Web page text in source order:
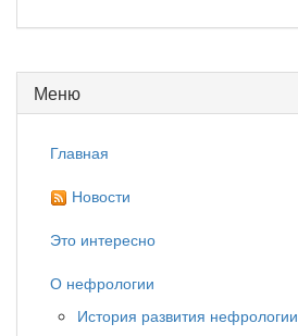
Меню
Главная
Новости
Это интересно
О нефрологии
История развития нефрологии